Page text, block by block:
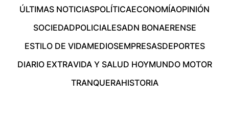
ÚLTIMAS NOTICIASPOLÍTICAECONOMÍAOPINIÓN
SOCIEDADPOLICIALESADN BONAERENSE
ESTILO DE VIDAMEDIOSEMPRESASDEPORTES
DIARIO EXTRAVIDA Y SALUD HOYMUNDO MOTOR
TRANQUERAHISTORIA